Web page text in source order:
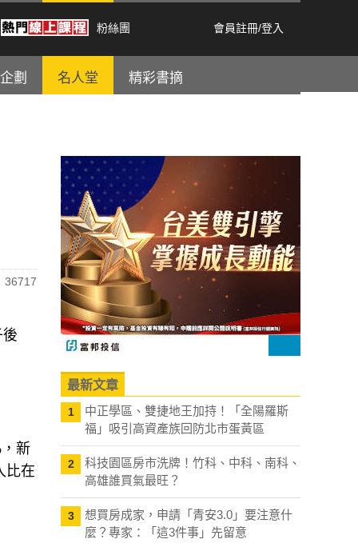
粉絲團 會員註冊/登入
劃 名人堂 精彩書摘
36717
新
比在
最新文章
1
中正學區、雙捷地王加持！「全陽羅斯
福」吸引高資產族回防北市蛋黃區
2
科技園區房市洗牌！竹科、中科、南科、
高雄誰買氣最旺？
3
想買房成家，申請「青安3.0」要注意什
麼？專家：「這3件事」先留意